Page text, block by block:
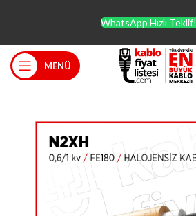
WhatsApp Hızlı Teklif!
MENÜ